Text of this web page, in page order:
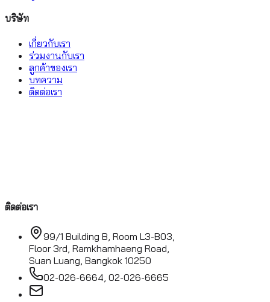
บริษัท
เกี่ยวกับเรา
ร่วมงานกับเรา
ลูกค้าของเรา
บทความ
ติดต่อเรา
ติดต่อเรา
99/1 Building B, Room L3-B03,
Floor 3rd, Ramkhamhaeng Road,
Suan Luang, Bangkok 10250
02-026-6664, 02-026-6665